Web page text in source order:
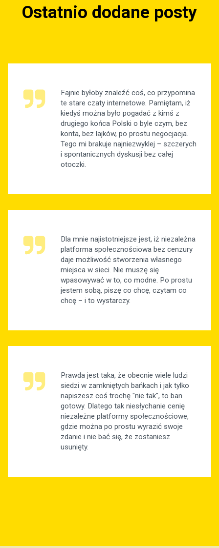
Ostatnio dodane posty
Fajnie byłoby znaleźć coś, co przypomina
te stare czaty internetowe. Pamiętam, iż
kiedyś można było pogadać z kimś z
drugiego końca Polski o byle czym, bez
konta, bez lajków, po prostu negocjacja.
Tego mi brakuje najniezwyklej – szczerych
i spontanicznych dyskusji bez całej
otoczki.
Dla mnie najistotniejsze jest, iż niezależna
platforma społecznościowa bez cenzury
daje możliwość stworzenia własnego
miejsca w sieci. Nie muszę się
wpasowywać w to, co modne. Po prostu
jestem sobą, piszę co chcę, czytam co
chcę – i to wystarczy.
Prawda jest taka, że obecnie wiele ludzi
siedzi w zamkniętych bańkach i jak tylko
napiszesz coś trochę "nie tak", to ban
gotowy. Dlatego tak niesłychanie cenię
niezależne platformy społecznościowe,
gdzie można po prostu wyrazić swoje
zdanie i nie bać się, że zostaniesz
usunięty.